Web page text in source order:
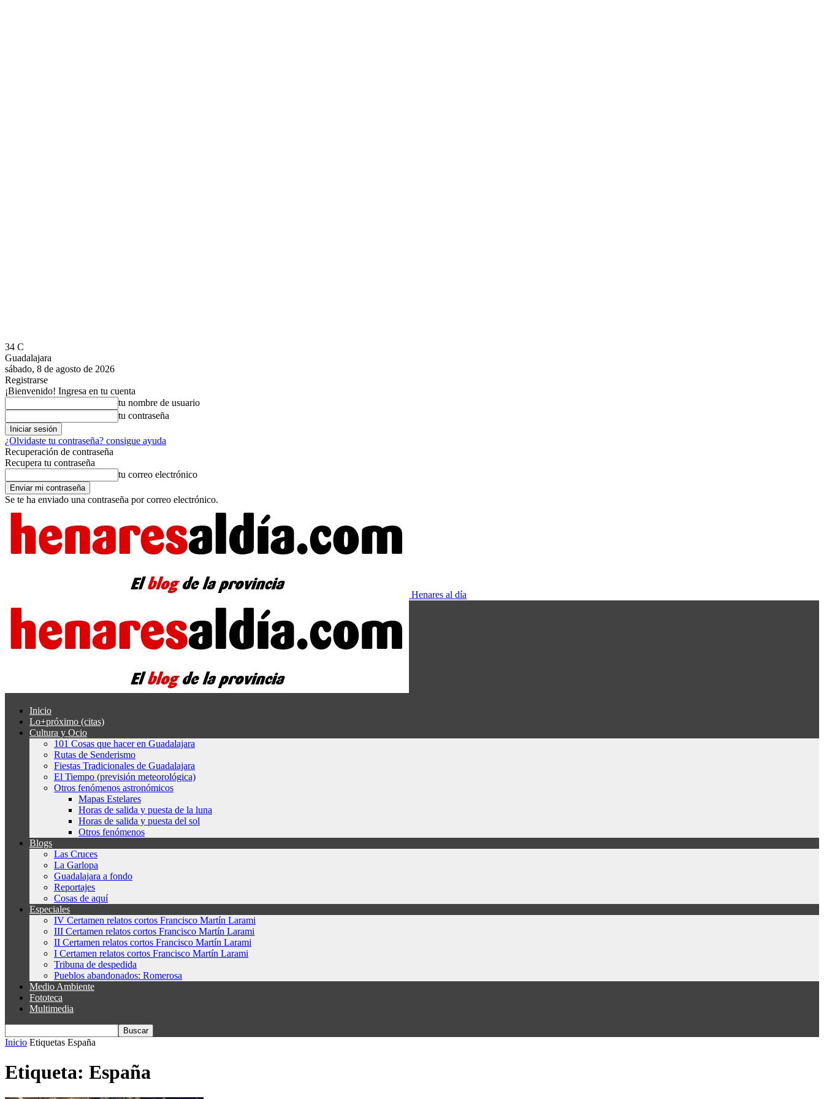
34 C
Guadalajara
sábado, 8 de agosto de 2026
Registrarse
¡Bienvenido! Ingresa en tu cuenta
tu nombre de usuario
tu contraseña
¿Olvidaste tu contraseña? consigue ayuda
Recuperación de contraseña
Recupera tu contraseña
tu correo electrónico
Se te ha enviado una contraseña por correo electrónico.
Henares al día
Inicio
Lo+próximo (citas)
Cultura y Ocio
101 Cosas que hacer en Guadalajara
Rutas de Senderismo
Fiestas Tradicionales de Guadalajara
El Tiempo (previsión meteorológica)
Otros fenómenos astronómicos
Mapas Estelares
Horas de salida y puesta de la luna
Horas de salida y puesta del sol
Otros fenómenos
Blogs
Las Cruces
La Garlopa
Guadalajara a fondo
Reportajes
Cosas de aquí
Especiales
IV Certamen relatos cortos Francisco Martín Larami
III Certamen relatos cortos Francisco Martín Larami
II Certamen relatos cortos Francisco Martín Larami
I Certamen relatos cortos Francisco Martín Larami
Tribuna de despedida
Pueblos abandonados: Romerosa
Medio Ambiente
Fototeca
Multimedia
Inicio Etiquetas España
Etiqueta: España